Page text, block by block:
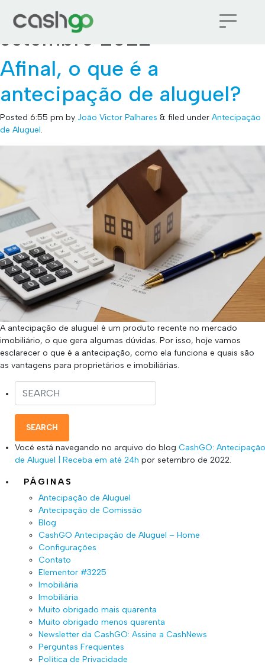
Monthly Archives:
setembro 2022
Afinal, o que é a
antecipação de aluguel?
Posted 6:55 pm by João Victor Palhares & filed under Antecipação
de Aluguel.
A antecipação de aluguel é um produto recente no mercado
imobiliário, o que gera algumas dúvidas. Por isso, hoje vamos
esclarecer o que é a antecipação, como ela funciona e quais são
as vantagens para proprietários e imobiliárias.
SEARCH
Você está navegando no arquivo do blog CashGO: Antecipação
de Aluguel | Receba em até 24h por setembro de 2022.
PÁGINAS
Antecipação de Aluguel
Antecipação de Comissão
Blog
CashGO Antecipação de Aluguel – Home
Configurações
Contato
Elementor #3225
Imobiliária
Imobiliária
Muito obrigado mais quarenta
Muito obrigado menos quarenta
Newsletter da CashGO: Assine a CashNews
Perguntas Frequentes
Política de Privacidade